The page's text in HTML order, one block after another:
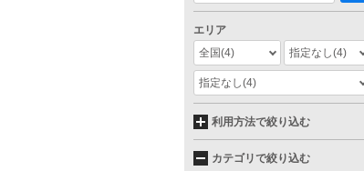
エリア
全国(4) 指定なし(4)
指定なし(4)
利用方法で絞り込む
カテゴリで絞り込む